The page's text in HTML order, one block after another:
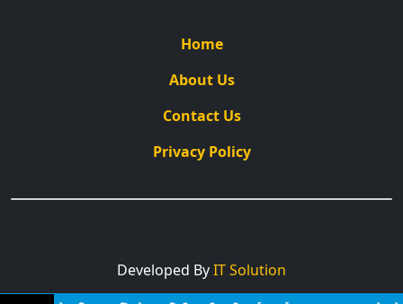
Home
About Us
Contact Us
Privacy Policy
Developed ByIT Solution